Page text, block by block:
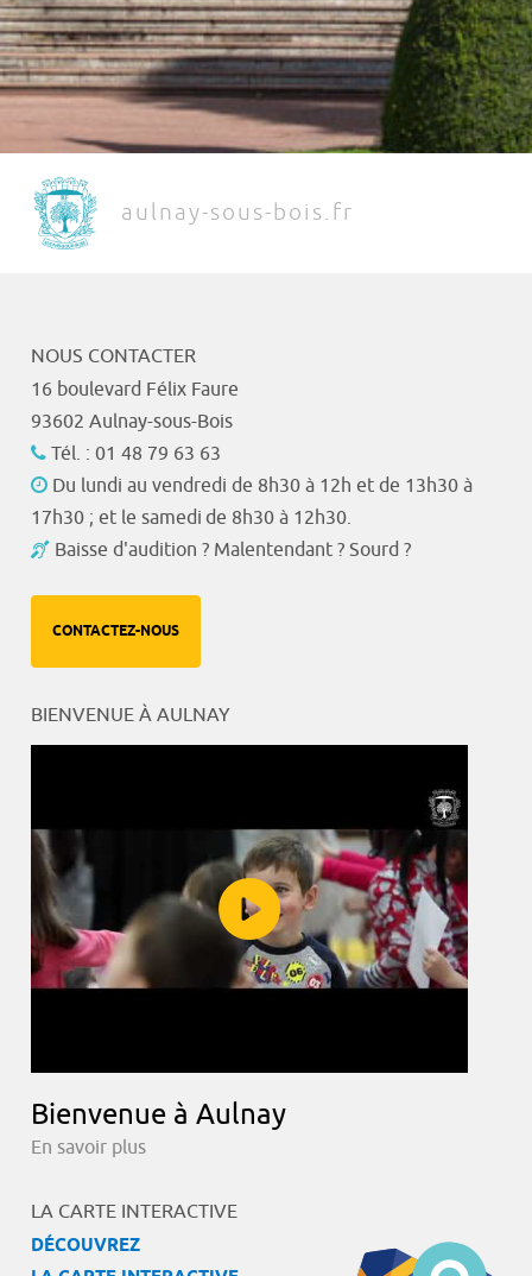
aulnay-sous-bois.fr
NOUS CONTACTER
16 boulevard Félix Faure
93602 Aulnay-sous-Bois
Tél. : 01 48 79 63 63
Du lundi au vendredi de 8h30 à 12h et de 13h30 à
17h30 ; et le samedi de 8h30 à 12h30.
Baisse d'audition ? Malentendant ? Sourd ?
CONTACTEZ-NOUS
BIENVENUE À AULNAY
Bienvenue à Aulnay
En savoir plus
LA CARTE INTERACTIVE
DÉCOUVREZ